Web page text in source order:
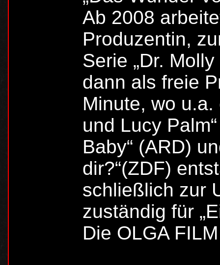
Ab 2008
Produzentin,
Serie „Dr.
dann als freie
Minute, wo
und Lucy
Baby“ (ARD)
dir?“(ZDF)
schließlich zur
zuständig für
Die OLGA